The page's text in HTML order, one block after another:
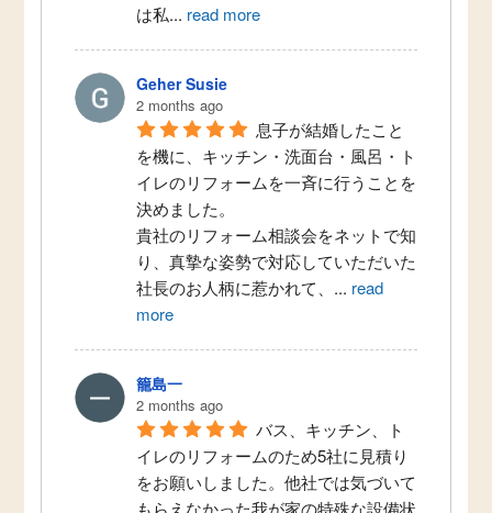
は私... read more
Geher Susie
2 months ago
息子が結婚したこと
を機に、キッチン・洗面台・風呂・ト
イレのリフォームを一斉に行うことを
決めました。
貴社のリフォーム相談会をネットで知
り、真摯な姿勢で対応していただいた
社長のお人柄に惹かれて、 ... read
more
籠島一
2 months ago
バス、キッチン、ト
イレのリフォームのため5社に見積り
をお願いしました。他社では気づいて
もらえなかった我が家の特殊な設備状